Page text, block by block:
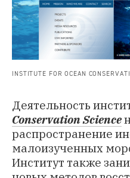
INSTITUTE FOR OCEAN
Деятельность
Conservation Science
распространение
малоизученных
Институт также